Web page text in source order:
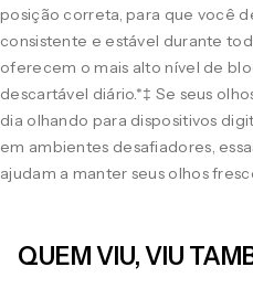
posição correta, para que você
consistente e estável durante
oferecem o mais alto nível de
descartável diário.*‡ Se seus
dia olhando para dispositivos
em ambientes desafiadores,
ajudam a manter seus olhos
QUEM VIU, VIU